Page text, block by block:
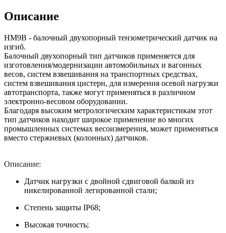
Описание
НМ9В - балочный двухопорный тензометрический датчик на
изгиб.
Балочный двухопорный тип датчиков применяется для
изготовления/модернизации автомобильных и вагонных
весов, систем взвешивания на транспортных средствах,
систем взвешивания цистерн, для измерения осевой нагрузки
автотранспорта, также могут применяться в различном
электронно-весовом оборудовании.
Благодаря высоким метрологическим характеристикам этот
тип датчиков находит широкое применение во многих
промышленных системах весоизмерения, может применяться
вместо стержневых (колонных) датчиков.
Описание:
Датчик нагрузки с двойной сдвиговой балкой из
никелированной легированной стали;
Степень защиты IP68;
Высокая точность;